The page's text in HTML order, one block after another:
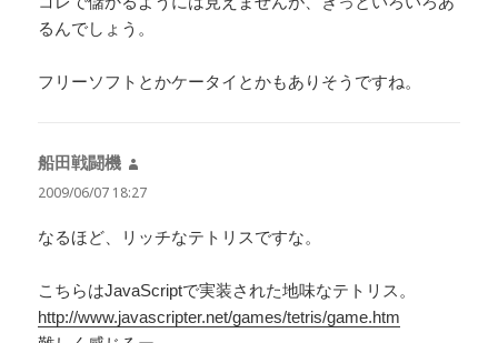
るんでしょう。
フリーソフトとかケータイとかもありそうですね。
船田戦闘機
り:
2009/06/07 18:27
なるほど、リッチなテトリスですな。
こちらはJavaScriptで実装された地味なテトリス。
http://www.javascripter.net/games/tetris/game.htm